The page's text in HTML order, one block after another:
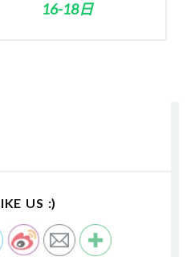
16-18日
US :)